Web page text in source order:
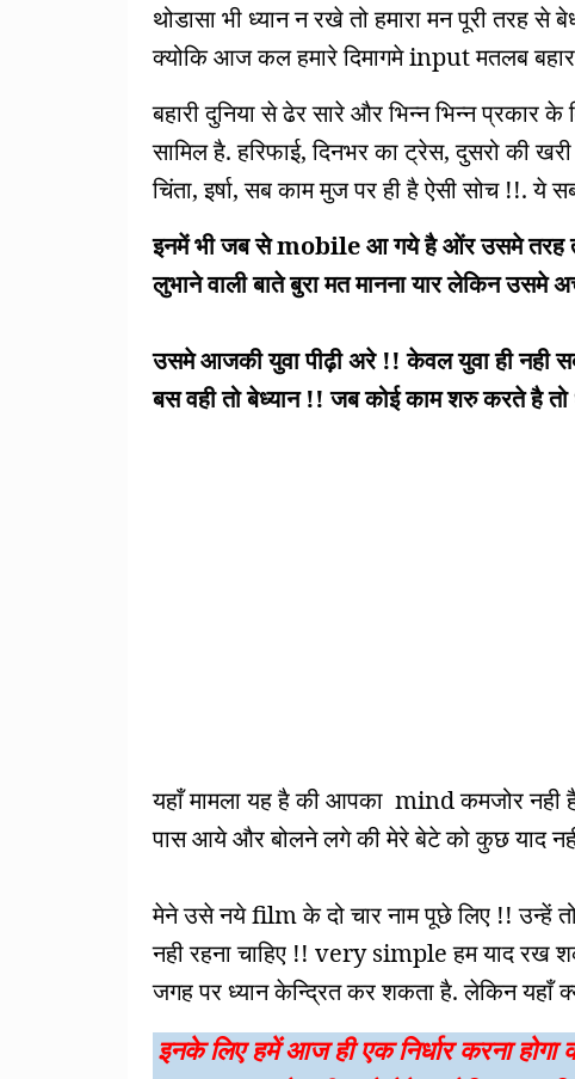
थोडासा भी ध्यान न रखे तो हमारा मन पूरी तरह से
क्योकि आज कल हमारे दिमागमे input मतलब
बहारी दुनिया से ढेर सारे और भिन्न भिन्न
सामिल है. हरिफाई, दिनभर का ट्रेस, दुसरो की
चिंता, इर्षा, सब काम मुज पर ही है ऐसी सोच !!.
इनमें भी जब से mobile आ गये है ओंर उसमे तरह
लुभाने वाली बाते बुरा मत मानना यार लेकिन
उसमे आजकी युवा पीढ़ी अरे !! केवल युवा ही नही
बस वही तो बेध्यान !! जब कोई काम शरु करते है
यहाँ मामला यह है की आपका mind कमजोर
पास आये और बोलने लगे की मेरे बेटे को कुछ याद
मेने उसे नये film के दो चार नाम पूछे लिए !! उन्हें
नही रहना चाहिए !! very simple हम याद रख
जगह पर ध्यान केन्द्रित कर शकता है. लेकिन यहाँ
इनके लिए हमें आज ही एक निर्धार करना